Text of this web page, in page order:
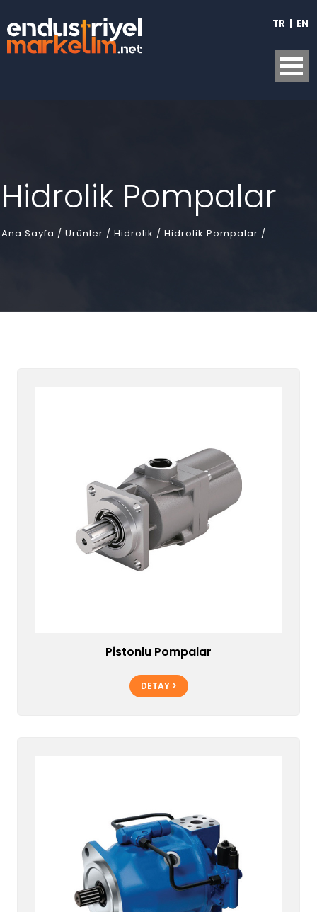
TR | EN
Hidrolik Pompalar
Ana Sayfa / Ürünler / Hidrolik / Hidrolik Pompalar /
Pistonlu Pompalar
DETAY >